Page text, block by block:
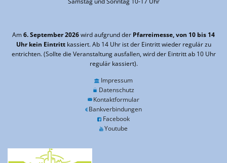
Am6. September 2026wird aufgrund der Pfarreimesse, von 10 bis 14
Uhr kein Eintrittkassiert. Ab 14 Uhr ist der Eintritt wieder regulär zu
entrichten. (Sollte die Veranstaltung ausfallen, wird der Eintritt ab 10 Uhr
regulär kassiert).
Impressum
Datenschutz
Kontaktformular
Bankverbindungen
Facebook
Youtube